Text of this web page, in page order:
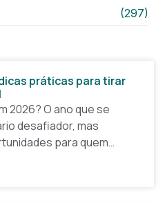
(297)
práticas para tirar
2026? O ano que se
desafiador, mas
para quem
e construir um